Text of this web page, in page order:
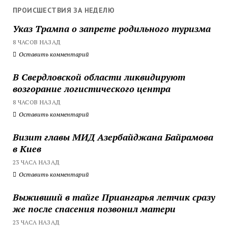
ПРОИСШЕСТВИЯ ЗА НЕДЕЛЮ
Указ Трампа о запрете родильного туризма
8 ЧАСОВ НАЗАД
Оставить комментарий
В Свердловской области ликвидируют
возгорание логистического центра
8 ЧАСОВ НАЗАД
Оставить комментарий
Визит главы МИД Азербайджана Байрамова
в Киев
23 ЧАСА НАЗАД
Оставить комментарий
Выживший в тайге Приангарья летчик сразу
же после спасения позвонил матери
23 ЧАСА НАЗАД